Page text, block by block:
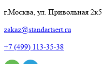
г.Москва, ул. Привольная 2к5
zakaz@standartsert.ru
+7 (499) 113-35-38